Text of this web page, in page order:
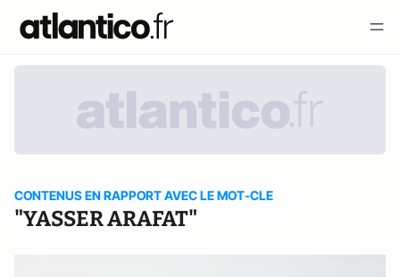
CONTENUS EN RAPPORT AVEC LE MOT-CLE
"YASSER ARAFAT"